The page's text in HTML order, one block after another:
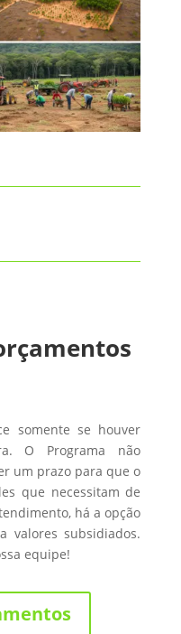
somente se houver
O Programa não
um prazo para que o
que necessitam de
há a opção
valores subsidiados.
equipe!